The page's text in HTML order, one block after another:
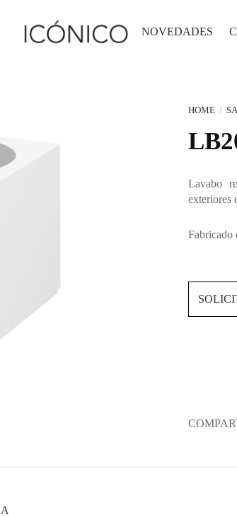
NOVEDADES
HOME /
Lavabo
exteriores
Fabricado